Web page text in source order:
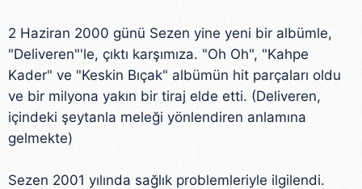
2 Haziran 2000 günü Sezen yine yeni bir albümle,
"Deliveren"'le, çıktı karşımıza. "Oh Oh", "Kahpe
Kader" ve "Keskin Bıçak" albümün hit parçaları oldu
ve bir milyona yakın bir tiraj elde etti. (Deliveren,
içindeki şeytanla meleği yönlendiren anlamına
gelmekte)
Sezen 2001 yılında sağlık problemleriyle ilgilendi.